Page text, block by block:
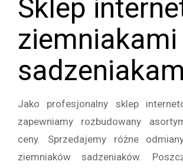
Sklep
ziemniakami
Jako profesjonalny sklep
zapewniamy rozbudowany
ceny. Sprzedajemy różne
ziemniaków sadzeniaków.